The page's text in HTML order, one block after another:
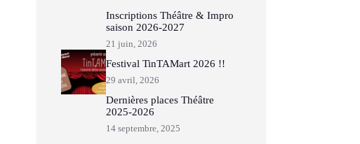
Inscriptions Théâtre & Impro
saison 2026-2027
21 juin, 2026
Festival TinTAMart 2026 !!
29 avril, 2026
Dernières places Théâtre
2025-2026
14 septembre, 2025